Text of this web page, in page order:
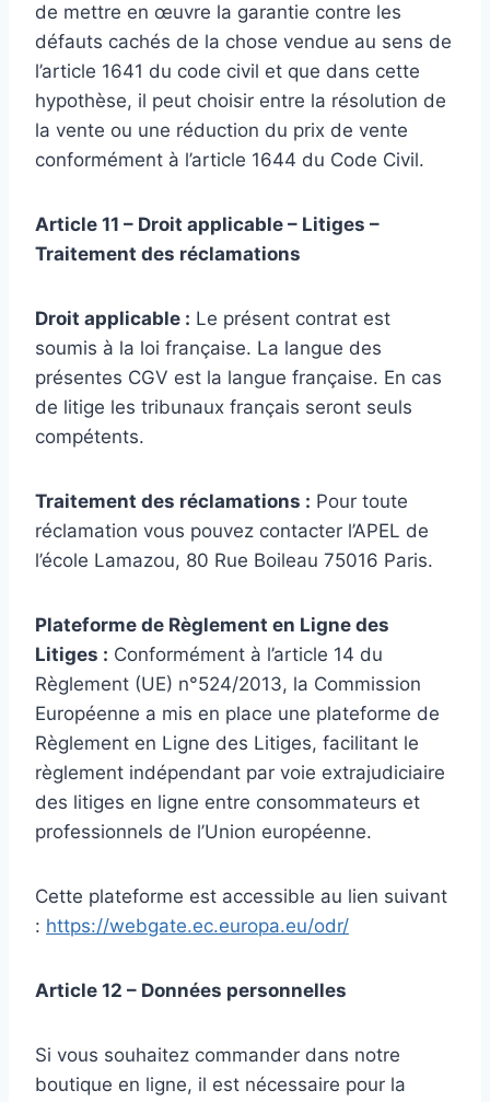
de mettre en œuvre la garantie contre les
défauts cachés de la chose vendue au sens de
l’article 1641 du code civil et que dans cette
hypothèse, il peut choisir entre la résolution de
la vente ou une réduction du prix de vente
conformément à l’article 1644 du Code Civil.
Article 11 – Droit applicable – Litiges –
Traitement des réclamations
Droit applicable : Le présent contrat est
soumis à la loi française. La langue des
présentes CGV est la langue française. En cas
de litige les tribunaux français seront seuls
compétents.
Traitement des réclamations : Pour toute
réclamation vous pouvez contacter l’APEL de
l’école Lamazou, 80 Rue Boileau 75016 Paris.
Plateforme de Règlement en Ligne des
Litiges : Conformément à l’article 14 du
Règlement (UE) n°524/2013, la Commission
Européenne a mis en place une plateforme de
Règlement en Ligne des Litiges, facilitant le
règlement indépendant par voie extrajudiciaire
des litiges en ligne entre consommateurs et
professionnels de l’Union européenne.
Cette plateforme est accessible au lien suivant
: https://webgate.ec.europa.eu/odr/
Article 12 – Données personnelles
Si vous souhaitez commander dans notre
boutique en ligne, il est nécessaire pour la